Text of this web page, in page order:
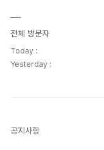
전체 방문자
Today :
Yesterday :
공지사항